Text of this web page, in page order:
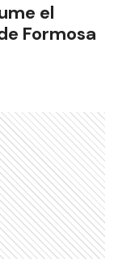
el
Formosa